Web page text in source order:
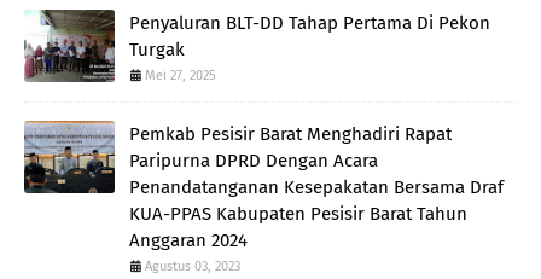
Penyaluran BLT-DD Tahap Pertama Di Pekon
Turgak
Mei 27, 2025
Pemkab Pesisir Barat Menghadiri Rapat
Paripurna DPRD Dengan Acara
Penandatanganan Kesepakatan Bersama Draf
KUA-PPAS Kabupaten Pesisir Barat Tahun
Anggaran 2024
Agustus 03, 2023